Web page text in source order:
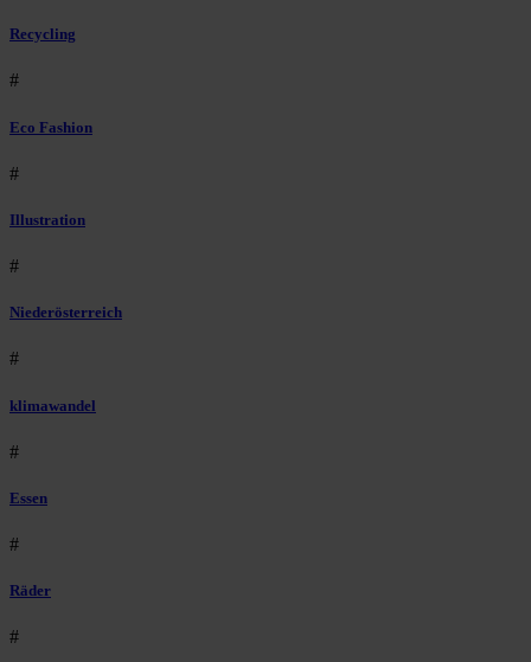
Recycling
#
Eco Fashion
#
Illustration
#
Niederösterreich
#
klimawandel
#
Essen
#
Räder
#